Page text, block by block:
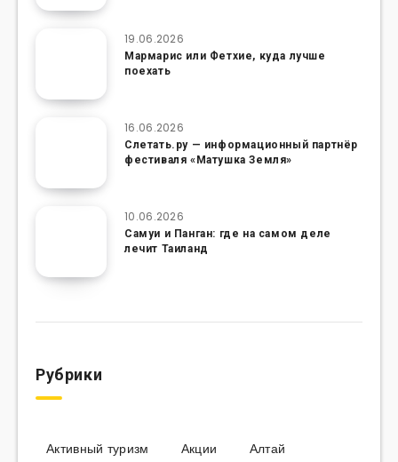
19.06.2026
Мармарис или Фетхие, куда лучше
поехать
16.06.2026
Слетать.ру — информационный партнёр
фестиваля «Матушка Земля»
10.06.2026
Самуи и Панган: где на самом деле
лечит Таиланд
Рубрики
Активный туризм Акции
Алтай